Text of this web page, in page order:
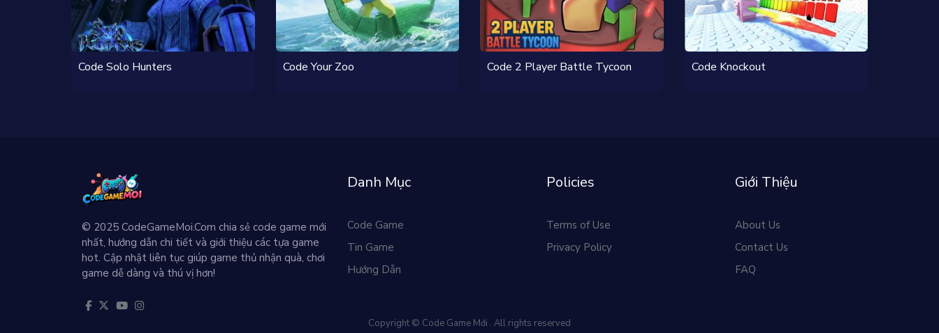
Code Solo Hunters Code Your Zoo Code 2 Player Battle Tycoon Code Knockout
© 2025 CodeGameMoi.Com chia sẻ code game mới
nhất, hướng dẫn chi tiết và giới thiệu các tựa game
hot. Cập nhật liên tục giúp game thủ nhận quà, chơi
game dễ dàng và thú vị hơn!
Danh Mục
Code Game
Tin Game
Hướng Dẫn
Policies
Terms of Use
Privacy Policy
Giới Thiệu
About Us
Contact Us
FAQ
Copyright © Code Game Mới . All rights reserved